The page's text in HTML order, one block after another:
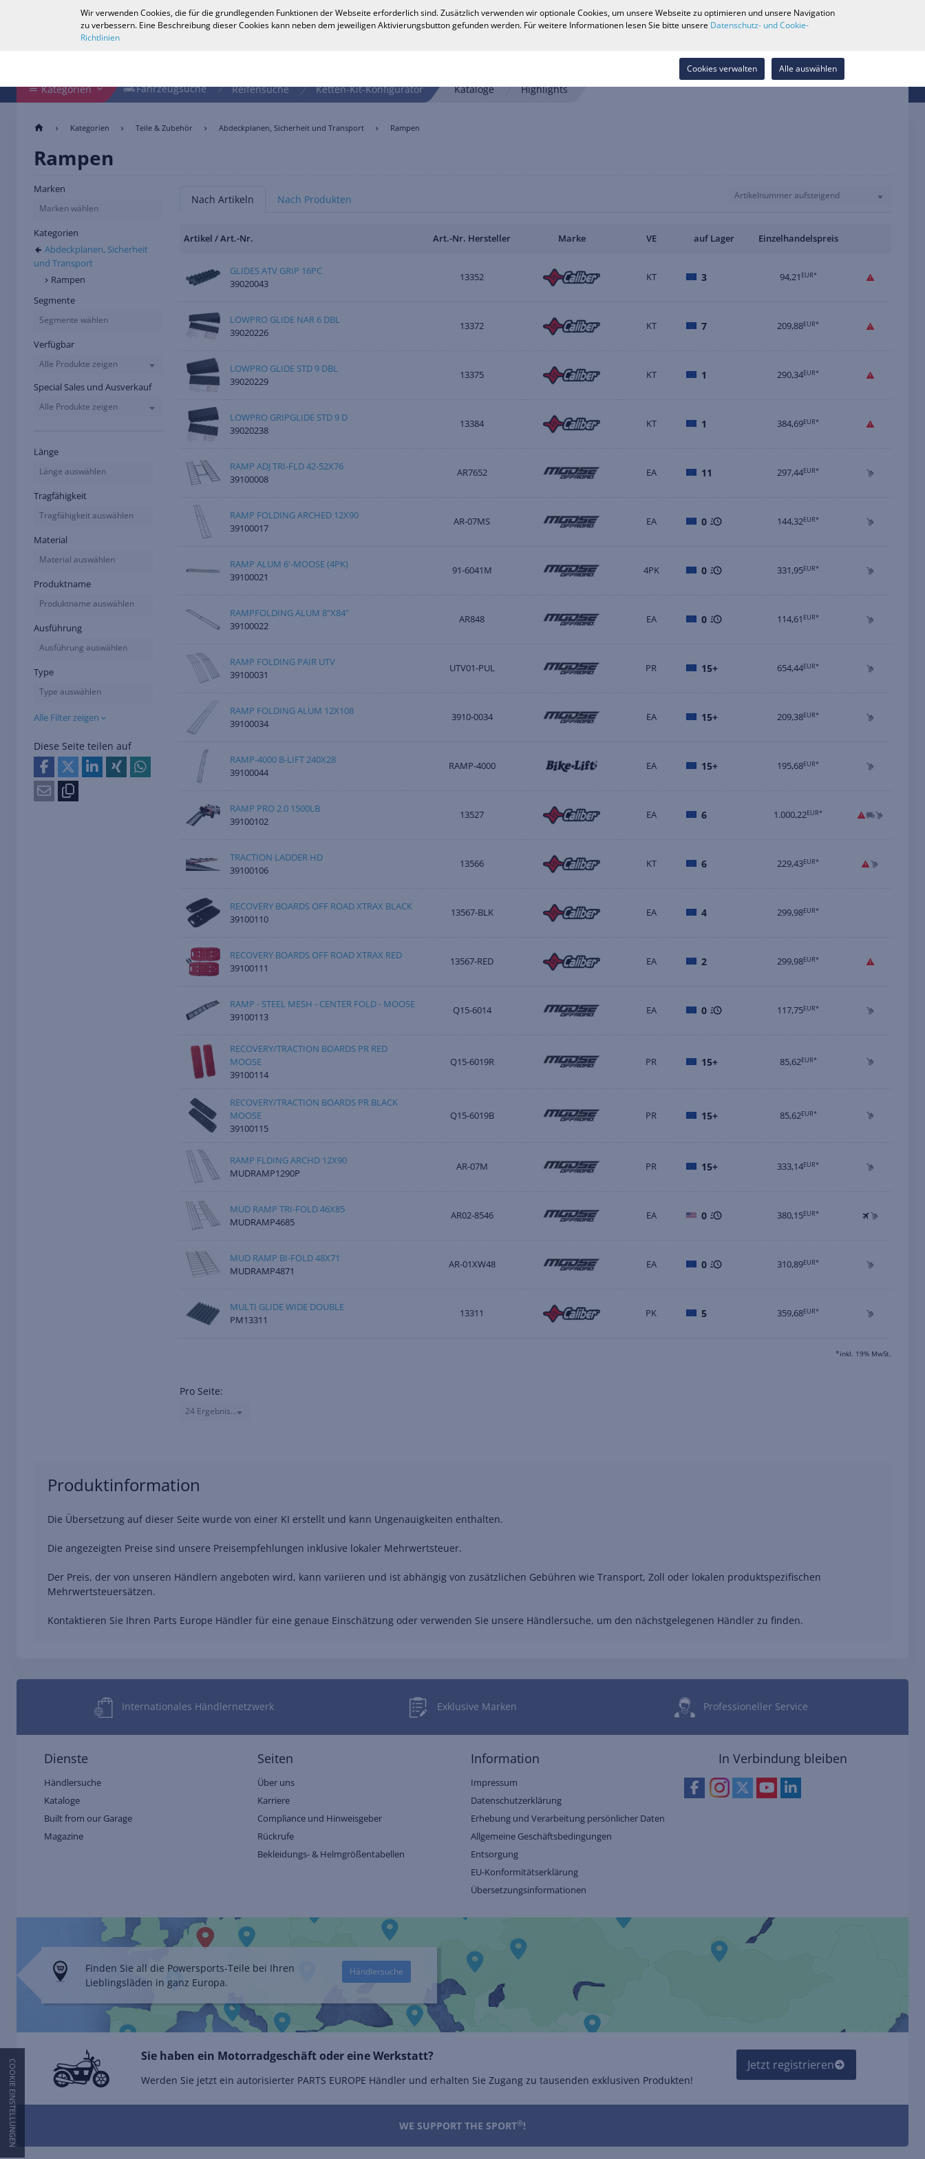
Händlersuche Karriere Wunschliste
Kategorien Fahrzeugsuche Reifensuche Ketten-Kit-Konfigurator Kataloge Highlights
Kategorien Teile & Zubehör Abdeckplanen, Sicherheit und Transport Rampen
Rampen
Marken
Marken wählen
Kategorien
Abdeckplanen, Sicherheit
und Transport
Rampen
Segmente
Segmente wählen
Verfügbar
Alle Produkte zeigen
Special Sales und Ausverkauf
Alle Produkte zeigen
Länge
Länge auswählen
Tragfähigkeit
Tragfähigkeit auswählen
Material
Material auswählen
Produktname
Produktname auswählen
Ausführung
Ausführung auswählen
Type
Type auswählen
Alle Filter zeigen
Diese Seite teilen auf
Nach Artikeln Nach Produkten Artikelnummer aufsteigend
Artikel / Art.-Nr. Art.-Nr. Hersteller Marke VE auf Lager Einzelhandelspreis
GLIDES ATV GRIP 16PC
39020043
13352 KT 3 94,21 EUR*
LOWPRO GLIDE NAR 6 DBL
39020226
13372 KT 7 209,88EUR*
LOWPRO GLIDE STD 9 DBL
39020229
13375 KT 1 290,34EUR*
LOWPRO GRIPGLIDE STD 9 D
39020238
13384 KT 1 384,69EUR*
RAMP ADJ TRI-FLD 42-52X76
39100008
AR7652 EA 11 297,44EUR*
RAMP FOLDING ARCHED 12X90
39100017
AR-07MS EA 0 144,32EUR*
RAMP ALUM 6'-MOOSE (4PK)
39100021
91-6041M 4PK 0 331,95EUR*
RAMPFOLDING ALUM 8"X84"
39100022
AR848 EA 0 114,61 EUR*
RAMP FOLDING PAIR UTV
39100031
UTV01-PUL PR 15+ 654,44EUR*
RAMP FOLDING ALUM 12X108
39100034
3910-0034 EA 15+ 209,38EUR*
RAMP-4000 B-LIFT 240X28
39100044
RAMP-4000 EA 15+ 195,68EUR*
RAMP PRO 2.0 1500LB
39100102
13527 EA 6 1.000,22EUR*
TRACTION LADDER HD
39100106
13566 KT 6 229,43EUR*
RECOVERY BOARDS OFF ROAD XTRAX BLACK
39100110
13567-BLK EA 4 299,98EUR*
RECOVERY BOARDS OFF ROAD XTRAX RED
39100111
13567-RED EA 2 299,98EUR*
RAMP - STEEL MESH - CENTER FOLD - MOOSE
39100113
Q15-6014 EA 0 117,75EUR*
RECOVERY/TRACTION BOARDS PR RED
MOOSE
39100114
Q15-6019R PR 15+ 85,62EUR*
RECOVERY/TRACTION BOARDS PR BLACK
MOOSE
39100115
Q15-6019B PR 15+ 85,62EUR*
RAMP FLDING ARCHD 12X90
MUDRAMP1290P
AR-07M PR 15+ 333,14EUR*
MUD RAMP TRI-FOLD 46X85
MUDRAMP4685
AR02-8546 EA 0 380,15EUR*
MUD RAMP BI-FOLD 48X71
MUDRAMP4871
AR-01XW48 EA 0 310,89EUR*
MULTI GLIDE WIDE DOUBLE
PM13311
13311 PK 5 359,68EUR*
*inkl. 19% MwSt.
Pro Seite:
24 Ergebnisse
Produktinformation
Die Übersetzung auf dieser Seite wurde von einer KI erstellt und kann Ungenauigkeiten enthalten.
Die angezeigten Preise sind unsere Preisempfehlungen inklusive lokaler Mehrwertsteuer.
Der Preis, der von unseren Händlern angeboten wird, kann variieren und ist abhängig von zusätzlichen Gebühren wie Transport, Zoll oder lokalen produktspezifischen
Mehrwertsteuersätzen.
Kontaktieren Sie Ihren Parts Europe Händler für eine genaue Einschätzung oder verwenden Sie unsere Händlersuche, um den nächstgelegenen Händler zu finden.
Internationales Händlernetzwerk Exklusive Marken Professioneller Service
Dienste
Händlersuche
Kataloge
Built from our Garage
Magazine
Seiten
Über uns
Karriere
Compliance und Hinweisgeber
Rückrufe
Bekleidungs- & Helmgrößentabellen
Information
Impressum
Datenschutzerklärung
Erhebung und Verarbeitung persönlicher Daten
Allgemeine Geschäftsbedingungen
Entsorgung
EU-Konformitätserklärung
Übersetzungsinformationen
In Verbindung bleiben
Finden Sie all die Powersports-Teile bei Ihren
Lieblingsläden in ganz Europa.
Händlersuche
Sie haben ein Motorradgeschäft oder eine Werkstatt?
Werden Sie jetzt ein autorisierter PARTS EUROPE Händler und erhalten Sie Zugang zu tausenden exklusiven Produkten!
Jetzt registrieren
WE SUPPORT THE SPORT®!
Wir verwenden Cookies, die für die grundlegenden Funktionen der Webseite erforderlich sind. Zusätzlich verwenden wir optionale Cookies, um unsere Webseite zu optimieren und unsere Navigation
zu verbessern. Eine Beschreibung dieser Cookies kann neben dem jeweiligen Aktivierungsbutton gefunden werden. Für weitere Informationen lesen Sie bitte unsere Datenschutz- und Cookie-
Richtlinien
Alle auswählen
Cookies verwalten
COOKIE EINSTELLUNGEN